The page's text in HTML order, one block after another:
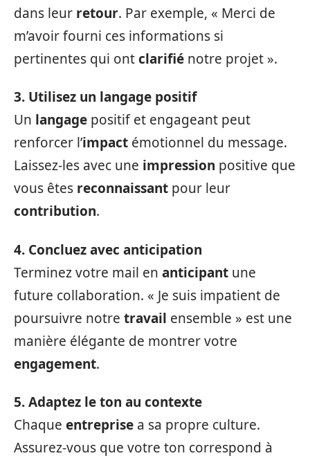
dans leur retour. Par exemple, « Merci de
m’avoir fourni ces informations si
pertinentes qui ontclarifié notre projet ».
3. Utilisez un langage positif
Un langage positif et engageant peut
renforcer l’impact émotionnel du message.
Laissez-les avec une impression positive que
vous êtes reconnaissant pour leur
contribution.
4. Concluez avec anticipation
Terminez votre mail en anticipant une
future collaboration. « Je suis impatient de
poursuivre notre travail ensemble » est une
manière élégante de montrer votre
engagement.
5. Adaptez le ton au contexte
Chaque entreprise a sa propre culture.
Assurez-vous que votre ton correspond à